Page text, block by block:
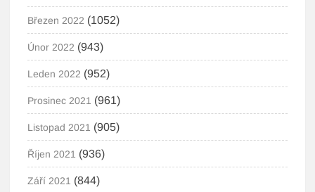
Březen 2022 (1052)
Únor 2022 (943)
Leden 2022 (952)
Prosinec 2021 (961)
Listopad 2021 (905)
Říjen 2021 (936)
Září 2021 (844)